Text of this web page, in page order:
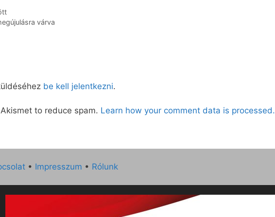
várva
be kell jelentkezni.
to reduce spam. Learn how your comment data is processed.
• Impresszum • Rólunk